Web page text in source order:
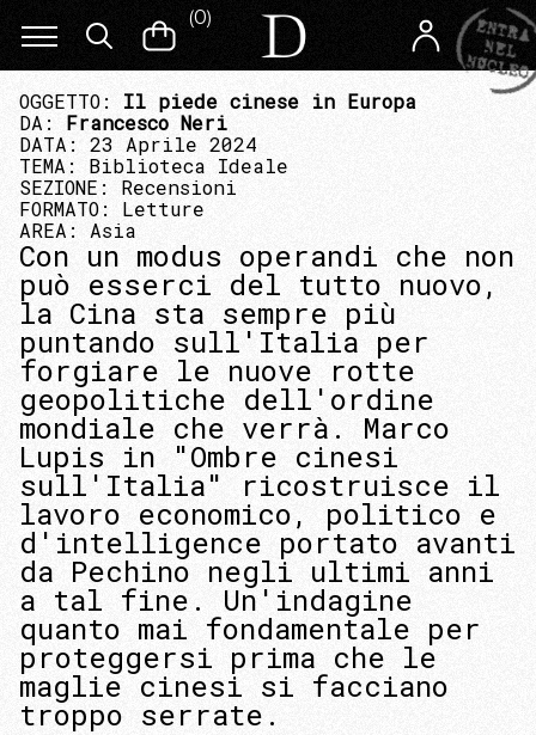
(0)
OGGETTO: Il piede cinese in Europa
DA: Francesco Neri
DATA: 23 Aprile 2024
TEMA: Biblioteca Ideale
SEZIONE: Recensioni
FORMATO: Letture
AREA: Asia
Con un modus operandi che non
può esserci del tutto nuovo,
la Cina sta sempre più
puntando sull'Italia per
forgiare le nuove rotte
geopolitiche dell'ordine
mondiale che verrà. Marco
Lupis in "Ombre cinesi
sull'Italia" ricostruisce il
lavoro economico, politico e
d'intelligence portato avanti
da Pechino negli ultimi anni
a tal fine. Un'indagine
quanto mai fondamentale per
proteggersi prima che le
maglie cinesi si facciano
troppo serrate.